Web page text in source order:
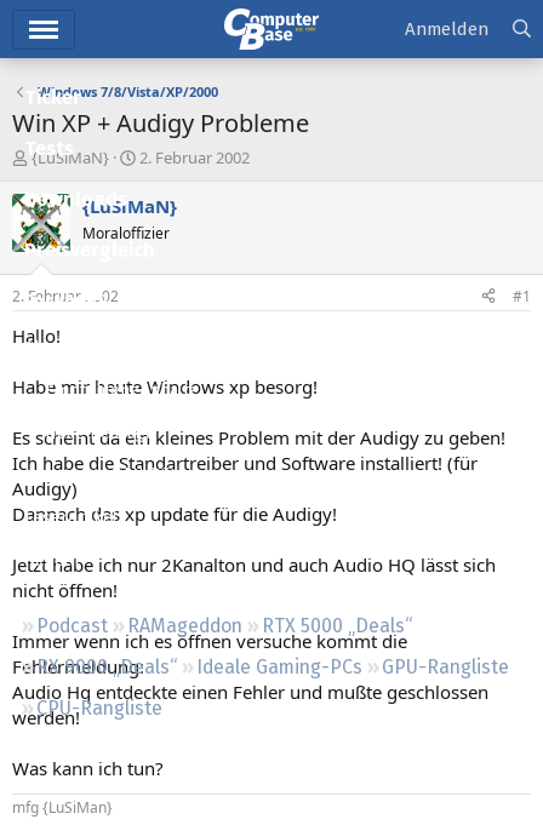
Ticker
Tests
Downloads
Preisvergleich
Forum
Aktuelles
Empfohlene Inhalte
Neue Beiträge
Neueste Aktivitäten
Leserartikel
Regeln
Podcast RAMageddon
RTX 5000 „Deals“
RX 9000 „Deals“
Ideale Gaming-PCs
GPU-Rangliste
CPU-Rangliste
Anmelden
Windows 7/8/Vista/XP/2000
Win XP + Audigy Probleme
E
s
t
e
l
e
r
{LuSiMaN}
E
s
t
e
t
2. Februar 2002
{LuSiMaN}
Moraloffizier
2. Februar 2002 #1
Hallo!
Habe mir heute Windows xp besorg!
Es scheint da ein kleines Problem mit der Audigy zu geben!
Ich habe die Standartreiber und Software installiert! (für
Audigy)
Dannach das xp update für die Audigy!
Jetzt habe ich nur 2Kanalton und auch Audio HQ lässt sich
nicht öffnen!
Immer wenn ich es öffnen versuche kommt die
Fehlermeldung:
Audio Hq entdeckte einen Fehler und mußte geschlossen
werden!
Was kann ich tun?
mfg {LuSiMan}